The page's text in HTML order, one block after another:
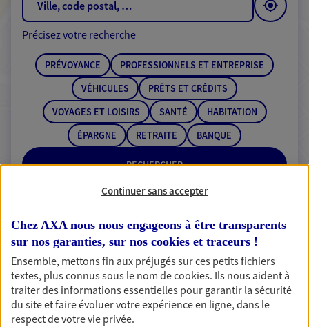
RECHERCHER
Précisez votre recherche
PRÉVOYANCE
PROFESSIONNELS ET ENTREPRISE
VÉHICULES
PRÊTS ET CRÉDITS
VOYAGES ET LOISIRS
SANTÉ
HABITATION
ÉPARGNE
RETRAITE BANQUE
2 résultats correspondent à votre
recherche
Passer les
résultats
Liste Carte
Continuer sans accepter
Chez AXA nous nous engageons à être transparents
sur nos garanties, sur nos cookies et traceurs !
Ensemble, mettons fin aux préjugés sur ces petits fichiers
textes, plus connus sous le nom decookies. Ils nous aident à
traiter des informations essentielles pour garantir la sécurité
du site et faire évoluer votre expérience en ligne, dans le
respect de votre vie privée.